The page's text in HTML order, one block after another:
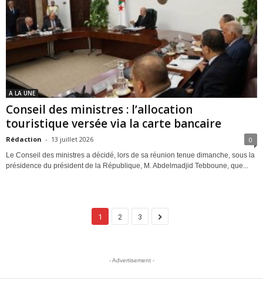
A LA UNE
Conseil des ministres : l’allocation
touristique versée via la carte bancaire
Rédaction - 13 juillet 2026 0
Le Conseil des ministres a décidé, lors de sa réunion tenue dimanche, sous la
présidence du président de la République, M. Abdelmadjid Tebboune, que...
1 2 3
- Advertisement -